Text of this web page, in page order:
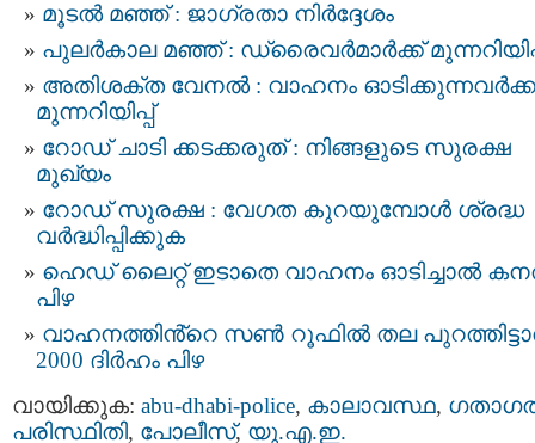
മൂടല്‍ മഞ്ഞ് : ജാഗ്രതാ നിര്‍ദ്ദേശം
പുലര്‍കാല മഞ്ഞ് : ഡ്രൈവർമാർക്ക്
അതിശക്ത വേനൽ : വാഹനം
മുന്നറിയിപ്പ്
റോഡ് ചാടി ക്കടക്കരുത് : നിങ്ങളുടെ സുരക്ഷ
മുഖ്യം
റോഡ് സുരക്ഷ : വേഗത കുറയുമ്പോൾ ശ്രദ്ധ
വർദ്ധിപ്പിക്കുക
ഹെഡ് ലൈറ്റ് ഇടാതെ വാഹനം ഓടിച്ചാൽ
പിഴ
വാഹനത്തിൻ്റെ സൺ റൂഫിൽ തല
2000 ദിർഹം പിഴ
വായിക്കുക: abu-dhabi-police, കാലാവസ്ഥ,
പരിസ്ഥിതി, പോലീസ്, യു.എ.ഇ.